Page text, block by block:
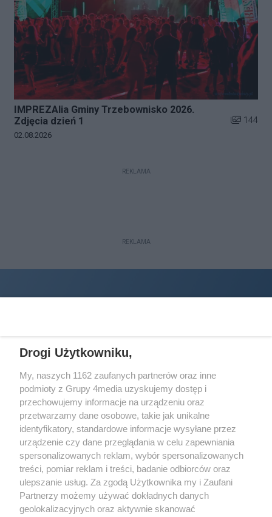
IMPREZAlia Gminy Trzebownisko 2026.
Zdjęcia dzień 1
Liczba
144
Data dodania galerii:
02.08.2026
REKLAMA
REKLAMA
Wydawcąhalorzeszow.pljest:
STOWARZYSZENIE INICJATYW SPOŁECZNYCH PERSPEKTYWA
Adres do korespondencji:
ul. Piastów 3/2035-077 Rzeszów
kontakt@halorzeszow.pl
Drogi Użytkowniku,
My, naszych 1162 zaufanych partnerów oraz inne
podmioty z Grupy 4media uzyskujemy dostęp i
przechowujemy informacje na urządzeniu oraz
przetwarzamy dane osobowe, takie jak unikalne
identyfikatory, standardowe informacje wysyłane przez
urządzenie czy dane przeglądania w celu zapewniania
spersonalizowanych reklam, wybór spersonalizowanych
treści, pomiar reklam i treści, badanie odbiorców oraz
ulepszanie usług. Za zgodą Użytkownika my i Zaufani
Partnerzy możemy używać dokładnych danych
geolokalizacyjnych oraz aktywnie skanować